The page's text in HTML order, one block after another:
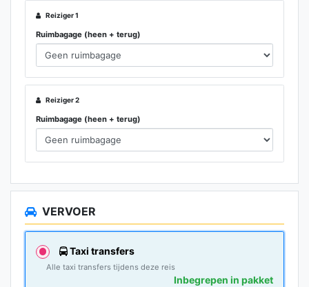
Premium Categorie
Premium-categorie
Reiziger 1
Ruimbagage (heen + terug)
Reiziger 2
Ruimbagage (heen + terug)
VERVOER
Taxi transfers
Alle taxi transfers tijdens deze reis
Inbegrepen in pakket